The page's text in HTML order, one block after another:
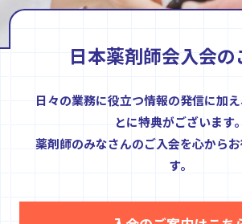
日本薬剤師会入会の
日々の業務に役立つ情報の発信に加
とに特典がございます。
薬剤師のみなさんのご入会を心から
す。